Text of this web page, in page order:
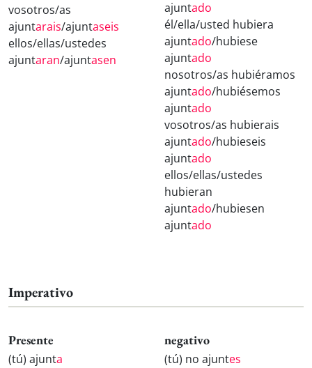
vosotros/as
ajuntarais/ajuntaseis
ellos/ellas/ustedes
ajuntaran/ajuntasen
ajuntado
él/ella/usted hubiera
ajuntado/hubiese
ajuntado
nosotros/as hubiéramos
ajuntado/hubiésemos
ajuntado
vosotros/as hubierais
ajuntado/hubieseis
ajuntado
ellos/ellas/ustedes
hubieran
ajuntado/hubiesen
ajuntado
Imperativo
Presente
(tú) ajunta
negativo
(tú) no ajuntes